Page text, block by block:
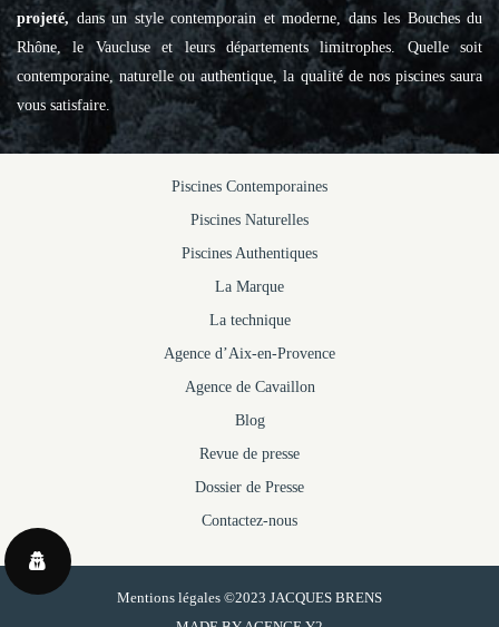
projeté, dans un style contemporain et moderne, dans les Bouches du
Rhône, le Vaucluse et leurs départements limitrophes. Quelle soit
contemporaine, naturelle ou authentique, la qualité de nos piscines saura
vous satisfaire.
Piscines Contemporaines
Piscines Naturelles
Piscines Authentiques
La Marque
La technique
Agence d’Aix-en-Provence
Agence de Cavaillon
Blog
Revue de presse
Dossier de Presse
Contactez-nous
Mentions légales ©2023 JACQUES BRENS